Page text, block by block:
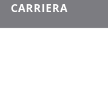
CARRIERA